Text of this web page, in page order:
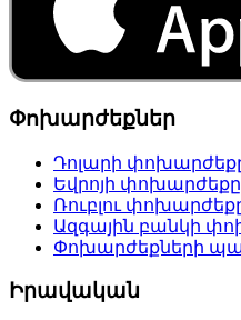
Փոխարժեքներ
Դոլարի
Եվրոյի փոխարժեքը
Ռուբլու
Ազգային բանկի
Փոխարժեքների
Իրավական